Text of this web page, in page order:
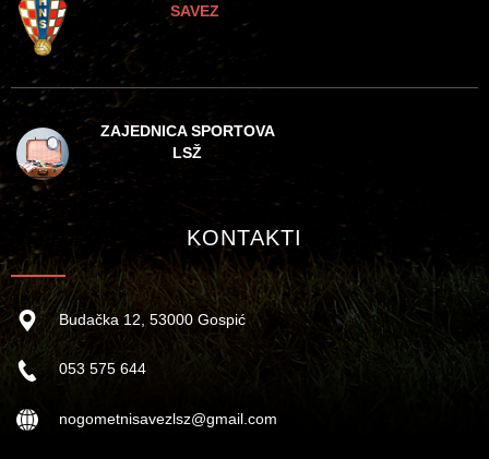
SAVEZ
ZAJEDNICA SPORTOVA
LSŽ
KONTAKTI
Budačka 12, 53000 Gospić
053 575 644
nogometnisavezlsz@gmail.com